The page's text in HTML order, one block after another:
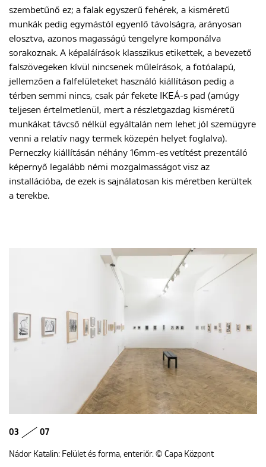
szembetűnő ez; a falak egyszerű fehérek, a kisméretű
munkák pedig egymástól egyenlő távolságra, arányosan
elosztva, azonos magasságú tengelyre komponálva
sorakoznak. A képaláírások klasszikus etikettek, a bevezető
falszövegeken kívül nincsenek műleírások, a fotóalapú,
jellemzően a falfelületeket használó kiállításon pedig a
térben semmi nincs, csak pár fekete IKEÁ-s pad (amúgy
teljesen értelmetlenül, mert a részletgazdag kisméretű
munkákat távcső nélkül egyáltalán nem lehet jól szemügyre
venni a relatív nagy termek közepén helyet foglalva).
Perneczky kiállításán néhány 16mm-es vetítést prezentáló
képernyő legalább némi mozgalmasságot visz az
installációba, de ezek is sajnálatosan kis méretben kerültek
a terekbe.
03 07
Nádor Katalin: Felület és forma, enteriőr. © Capa Központ